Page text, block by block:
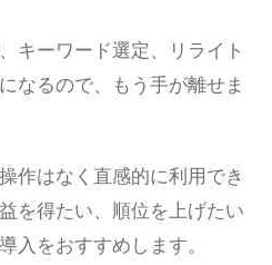
キーワード選定、リライト
なるので、もう手が離せま
作はなく直感的に利用でき
を得たい、順位を上げたい
入をおすすめします。